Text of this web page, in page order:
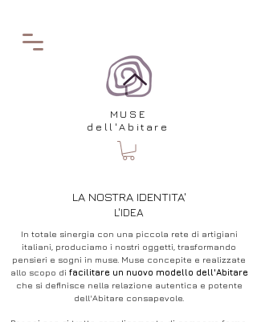
MUSE
dell'Abitare
LA NOSTRA IDENTITA'
L'IDEA
In totale sinergia con una piccola rete di artigiani
italiani, produciamo i nostri oggetti, trasformando
pensieri e sogni in muse. Muse concepite e realizzate
allo scopo di facilitare un nuovo modello dell'Abitare
che si definisce nella relazione autentica e potente
dell'Abitare consapevole.